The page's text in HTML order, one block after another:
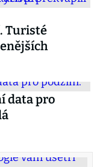
Turisté
data pro